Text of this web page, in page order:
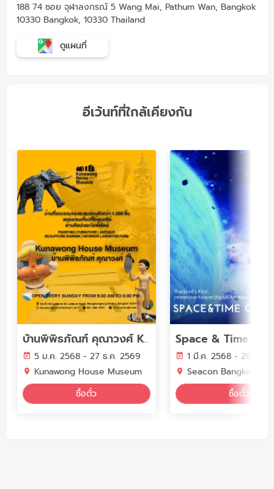
188 74 ซอย จุฬาลงกรณ์ 5 Wang Mai, Pathum Wan, Bangkok
10330 Bangkok, 10330 Thailand
ดูแผนที่
อีเว้นท์ที่ใกล้เคียงกัน
บ้านพิพิธภัณฑ์ คุณาวงศ์ Kunawong House Museum
5 ม.ค. 2568 - 27 ธ.ค. 2569
Kunawong House Museum
ซื้อตั๋ว
Space & Time
1 มี.ค. 2568 - 28 ก.พ.
Seacon Bangkae
ซื้อตั๋ว